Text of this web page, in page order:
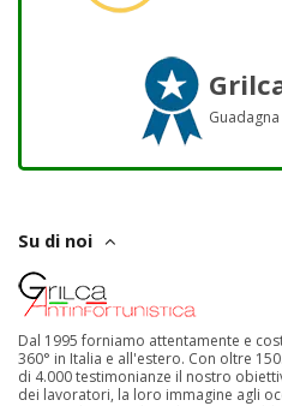
Guadagna
Su di noi
Dal 1995 forniamo attentamente e
360° in Italia e all'estero. Con oltre
di 4.000 testimonianze il nostro
dei lavoratori, la loro immagine agli